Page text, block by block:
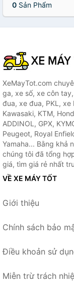
0 Sản Phẩm
XeMayTot.com
ga, xe số, xe côn
đua, xe đua, PKL,
Kawasaki, KTM,
ADDINOL, GPX,
Peugeot, Royal
Yamaha... Bằng khả
chúng tôi đã tổng
giá, tìm giá rẻ nhất
VỀ XE MÁY TỐT
Giới thiệu
Chính sách bảo
Điều khoản sử
Miễn trừ trách